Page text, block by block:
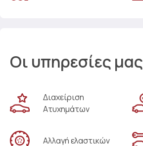
Οι υπηρεσίες μας
Διαχείριση
Ατυχημάτων
Αλλαγή ελαστικών